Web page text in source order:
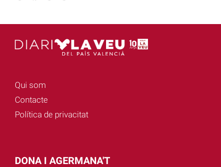
Qui som
Contacte
Política de privacitat
DONA I AGERMANA'T